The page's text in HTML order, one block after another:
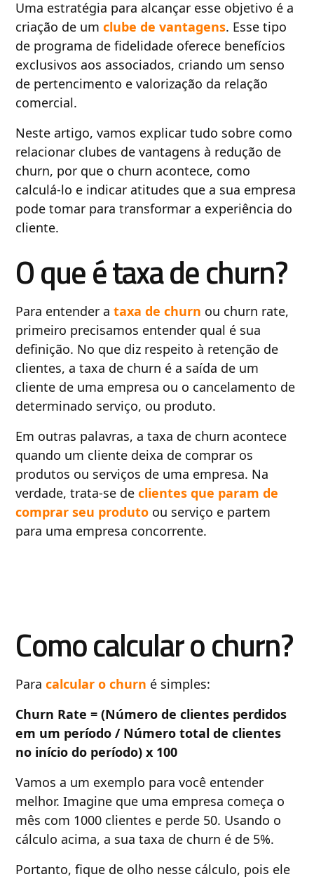
Uma estratégia para alcançar esse objetivo é a
criação de umclube de vantagens. Esse tipo
de programa de fidelidade oferece benefícios
exclusivos aos associados, criando um senso
de pertencimento e valorização da relação
comercial.
Neste artigo, vamos explicar tudo sobre como
relacionar clubes de vantagens à redução de
churn, por que o churn acontece, como
calculá-lo e indicar atitudes que a sua empresa
pode tomar para transformar a experiência do
cliente.
O que é taxa de churn?
Para entender ataxa de churn ou churn rate,
primeiro precisamos entender qual é sua
definição. No que diz respeito à retenção de
clientes, a taxa de churn é a saída de um
cliente de uma empresa ou o cancelamento de
determinado serviço, ou produto.
Em outras palavras, a taxa de churn acontece
quando um cliente deixa de comprar os
produtos ou serviços de uma empresa. Na
verdade, trata-se declientes que param de
comprar seu produto ou serviço e partem
para uma empresa concorrente.
Como calcular o churn?
Paracalcular o churn é simples:
Churn Rate = (Número de clientes perdidos
em um período / Número total de clientes
no início do período) x 100
Vamos a um exemplo para você entender
melhor. Imagine que uma empresa começa o
mês com 1000 clientes e perde 50. Usando o
cálculo acima, a sua taxa de churn é de 5%.
Portanto, fique de olho nesse cálculo, pois ele